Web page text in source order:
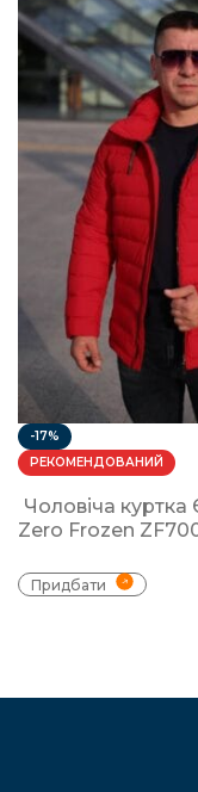
-17%
РЕКОМЕНДОВАНИЙ
Чоловіча
Zero Frozen
Придбати